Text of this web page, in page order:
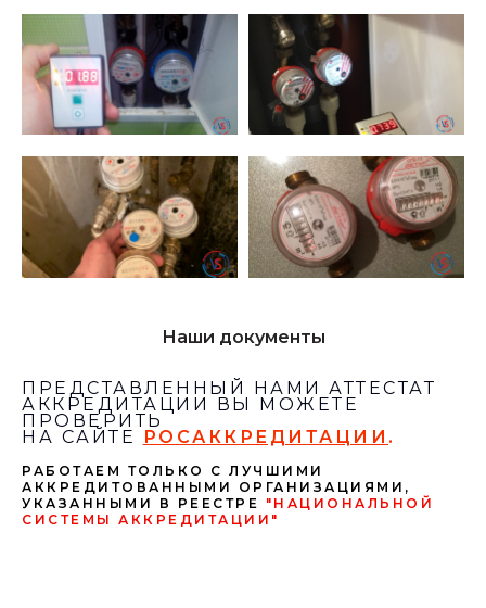
Наши документы
ПРЕДСТАВЛЕННЫЙ НАМИ АТТЕСТАТ
АККРЕДИТАЦИИ ВЫ МОЖЕТЕ
ПРОВЕРИТЬ
НА САЙТЕ РОСАККРЕДИТАЦИИ .
РАБОТАЕМ ТОЛЬКО С ЛУЧШИМИ
АККРЕДИТОВАННЫМИ ОРГАНИЗАЦИЯМИ,
УКАЗАННЫМИ В РЕЕСТРЕ "НАЦИОНАЛЬНОЙ
СИСТЕМЫ АККРЕДИТАЦИИ"